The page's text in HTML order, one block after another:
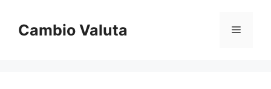
contenuto
Cambio Valuta Menu